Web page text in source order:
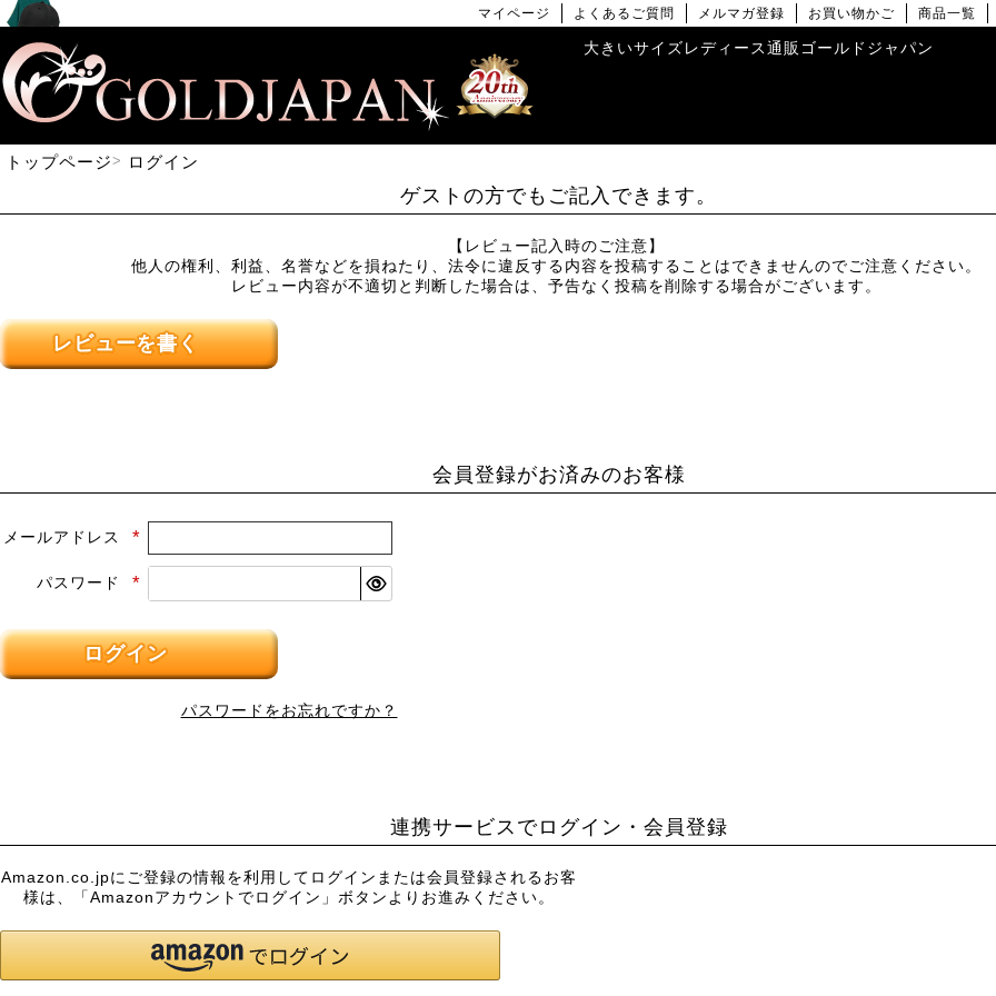
マイページ よくあるご質問 メルマガ登録 お買い物かご 商品一覧
大きいサイズレディース通販ゴールドジャパン
トップページ ログイン
ゲストの方でもご記入できます。
【レビュー記入時のご注意】
他人の権利、利益、名誉などを損ねたり、法令に違反する内容を投稿することはできませんのでご注意ください。
レビュー内容が不適切と判断した場合は、予告なく投稿を削除する場合がございます。
レビューを書く
会員登録がお済みのお客様
メールアドレス
(必
須)
パスワード
(必
ログイン
パスワードをお忘れですか？
連携サービスでログイン・会員登録
Amazon.co.jpにご登録の情報を利用してログインまたは会員登録されるお客
様は、「Amazonアカウントでログイン」ボタンよりお進みください。